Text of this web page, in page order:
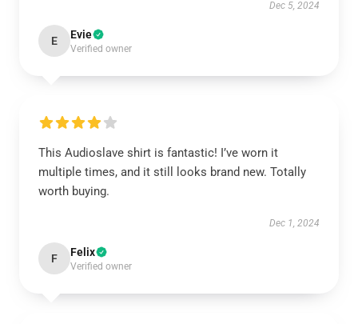
Dec 5, 2024
E Evie
Verified owner
This Audioslave shirt is fantastic! I’ve worn it
multiple times, and it still looks brand new. Totally
worth buying.
Dec 1, 2024
F Felix
Verified owner